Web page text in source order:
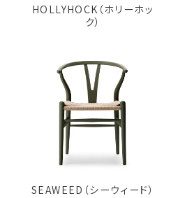
HOLLYHOCK（ホリーホッ
ク）
SEAWEED（シーウィード）